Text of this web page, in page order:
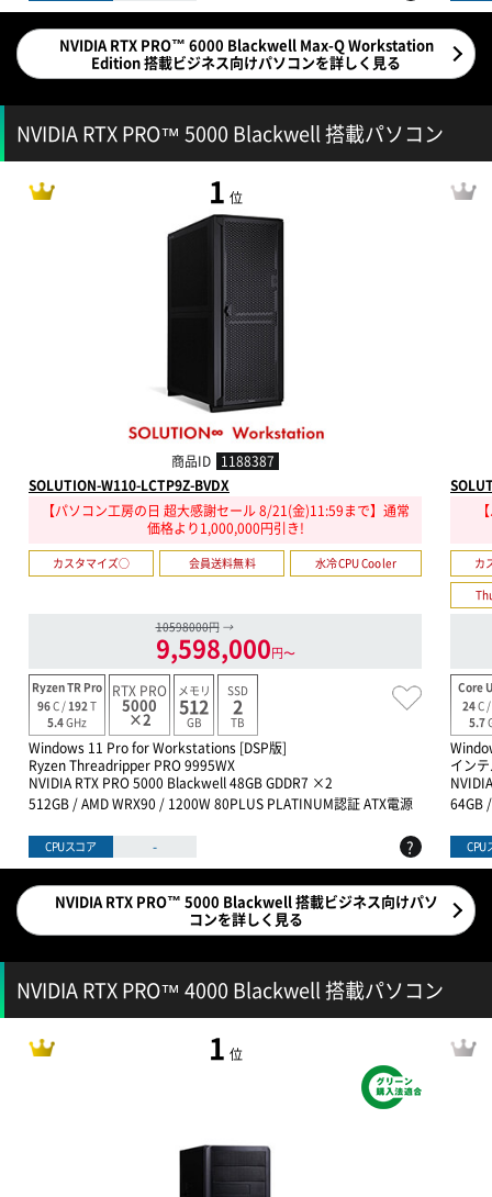
NVIDIA RTX PRO™ 6000 Blackwell Max-Q Workstation
Edition 搭載ビジネス向けパソコンを詳しく見る
NVIDIA RTX PRO™ 5000 Blackwell 搭載パソコン
1 位
商品ID 1188387
SOLUTION-W110-LCTP9Z-BVDX
【パソコン工房の日 超大感謝セール 8/21(金)11:59まで】通常
価格より1,000,000円引き!
カスタマイズ○ 会員送料無料 水冷CPU Cooler
10598000円 →
9,598,000円〜
Ryzen TR Pro
96C / 192 T
5.4GHz
RTX PRO
5000
×2
メモリ
512
GB
SSD
2
TB
Windows 11 Pro for Workstations [DSP版]
Ryzen Threadripper PRO 9995WX
NVIDIA RTX PRO 5000 Blackwell 48GB GDDR7 ×2
512GB / AMD WRX90 / 1200W 80PLUS PLATINUM認証 ATX電源
CPUスコア - ?
カ
Core
24C /
5.7
イン
64GB
CPU
NVIDIA RTX PRO™ 5000 Blackwell 搭載ビジネス向けパソ
コンを詳しく見る
NVIDIA RTX PRO™ 4000 Blackwell 搭載パソコン
1 位